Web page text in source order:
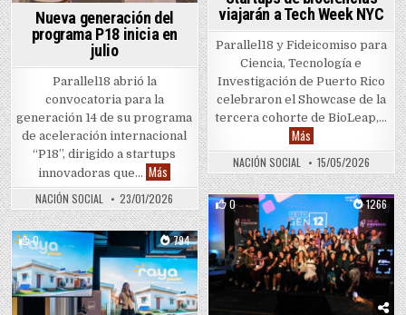
viajarán a Tech Week NYC
Parallel18 y Fideicomiso para
Ciencia, Tecnología e
Investigación de Puerto Rico
celebraron el Showcase de la
tercera cohorte de BioLeap,…
MásStartups de
NACIÓN SOCIAL 15/05/2026
Nueva generación del
programa P18 inicia en
julio
Parallel18 abrió la
convocatoria para la
generación 14 de su programa
de aceleración internacional
“P18”, dirigido a startups
innovadoras que… Más Nueva generación del programa P18 inicia en julio
NACIÓN SOCIAL 23/01/2026 0 1266
Posted in
0 794
Posted in